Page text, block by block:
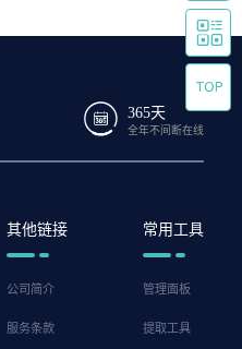
365天
全年不间断在线
其他链接
公司简介
服务条款
常用工具
管理面板
提取工具